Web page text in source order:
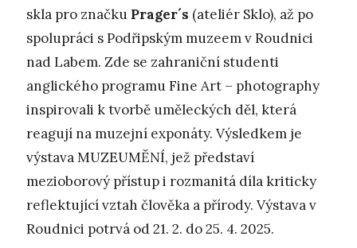
skla pro značku Prager´s (ateliér Sklo), až po
spolupráci s Podřipským muzeem v Roudnici
nad Labem. Zde se zahraniční studenti
anglického programu Fine Art – photography
inspirovali k tvorbě uměleckých děl, která
reagují na muzejní exponáty. Výsledkem je
výstava MUZEUMĚNÍ, jež představí
mezioborový přístup i rozmanitá díla kriticky
reflektující vztah člověka a přírody. Výstava v
Roudnici potrvá od 21. 2. do 25. 4. 2025.